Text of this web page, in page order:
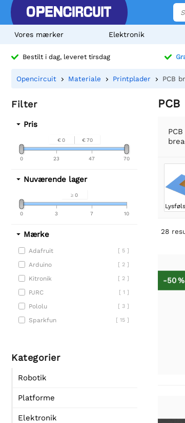
Vores mærker Elektronik
Bestilt i dag, leveret tirsdag
Opencircuit Materiale Printplader PCB
Filter
Pris
€ 0 € 70
0 70
23 47
Nuværende lager
≥ 0
0 10
3 7
Mærke
Adafruit [ 5 ]
Arduino [ 2 ]
Kitronik [ 2 ]
PJRC [ 1 ]
Pololu [ 3 ]
Sparkfun [ 15 ]
Kategorier
Robotik
Platforme
Elektronik
28
-50 %